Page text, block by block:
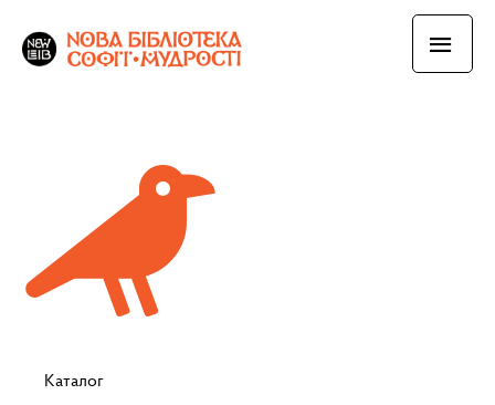
Каталог